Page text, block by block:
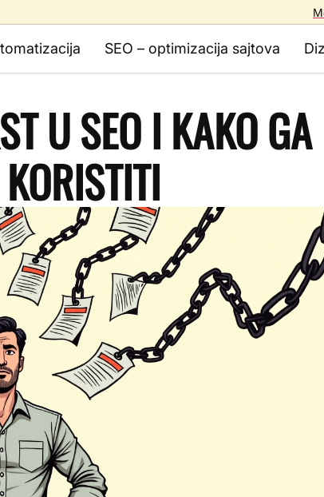
SEO – optimizacija sajtova
U SEO I KAKO GA